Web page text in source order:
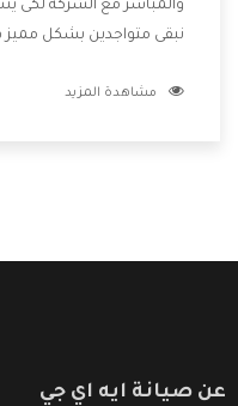
والمباشر مع الشركة لكى
نبقى متواجدين بشكل
الشركة بها والتى تكون
مشاهدة المزيد
عن صيانة ايه اي جي